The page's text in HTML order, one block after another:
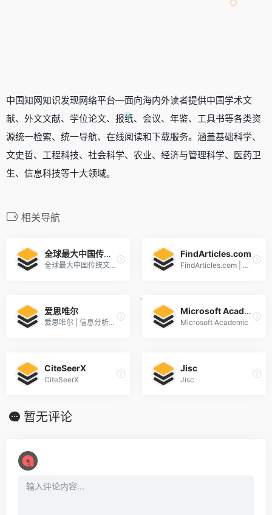
中国知网知识发现网络平台—面向海内外读者提供中国学术文
献、外文文献、学位论文、报纸、会议、年鉴、工具书等各类资
源统一检索、统一导航、在线阅读和下载服务。涵盖基础科学、
文史哲、工程科技、社会科学、农业、经济与管理科学、医药卫
生、信息科技等十大领域。
相关导航
全球最大中国传统文化检索引擎
全球最大中国传统文化检索引擎 -国学宝典-专业版
FindArticles.com
FindArticles.com | CBSi
爱思唯尔
爱思唯尔 | 信息分析公司 | 赋能知识
Microsoft Academic
Microsoft Academic
CiteSeerX
CiteSeerX
Jisc
Jisc
暂无评论